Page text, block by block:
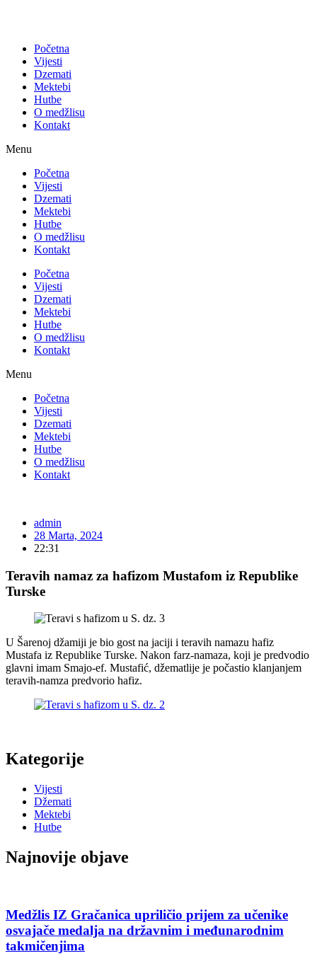
Početna
Vijesti
Dzemati
Mektebi
Hutbe
O medžlisu
Kontakt
Menu
Početna
Vijesti
Dzemati
Mektebi
Hutbe
O medžlisu
Kontakt
Početna
Vijesti
Dzemati
Mektebi
Hutbe
O medžlisu
Kontakt
Menu
Početna
Vijesti
Dzemati
Mektebi
Hutbe
O medžlisu
Kontakt
admin
28 Marta, 2024
22:31
Teravih namaz za hafizom Mustafom iz Republike
Turske
U Šarenoj džamiji je bio gost na jaciji i teravih namazu hafiz
Mustafa iz Republike Turske. Nakon farz-namaza, koji je predvodio
glavni imam Smajo-ef. Mustafić, džematlije je počastio klanjanjem
teravih-namza predvorio hafiz.
Kategorije
Vijesti
Džemati
Mektebi
Hutbe
Najnovije objave
Medžlis IZ Gračanica upriličio prijem za učenike
osvajače medalja na državnim i međunarodnim
takmičenjima